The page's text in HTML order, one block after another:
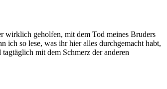
wirklich geholfen, mit dem Tod meines Bruders
ich so lese, was ihr hier alles durchgemacht habt,
mit dem Schmerz der anderen